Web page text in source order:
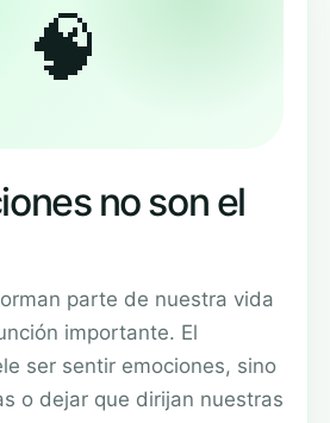
🧠
no son el
parte de nuestra vida
importante. El
ser sentir emociones, sino
o dejar que dirijan nuestras